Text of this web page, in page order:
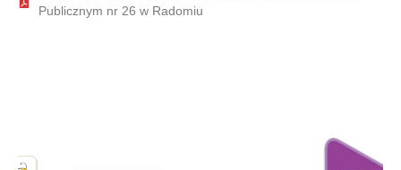
Publicznym nr 26 w Radomiu